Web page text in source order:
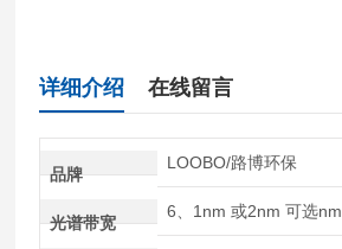
详细介绍 在线留言
品牌
LOOBO/路博环保
光谱带宽
6、1nm 或2nm 可选nm